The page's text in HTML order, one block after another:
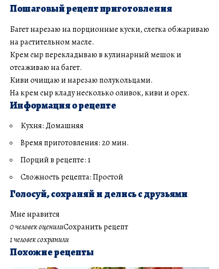
Пошаговый рецепт приготовления
Багет нарезаю на порционные куски, слегка обжариваю
на растительном масле.
Крем сыр перекладываю в кулинарный мешок и
отсаживаю на багет.
Киви очищаю и нарезаю полукольцами.
На крем сыр кладу несколько оливок, киви и орех.
Информация о рецепте
Кухня: Домашняя
Время приготовления: 20 мин.
Порций в рецепте: 1
Сложность рецепта: Простой
Голосуй, сохраняй и делись с друзьями
Мне нравится
0 человек оценилиСохранить рецепт
1 человек сохранили
Похожие рецепты